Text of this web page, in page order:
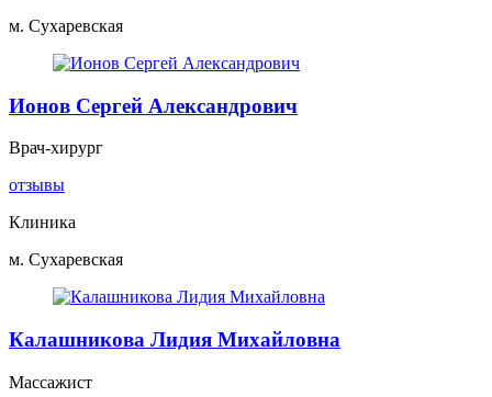
м. Сухаревская
Ионов Сергей Александрович
Врач-хирург
отзывы
Клиника
м. Сухаревская
Калашникова Лидия Михайловна
Массажист